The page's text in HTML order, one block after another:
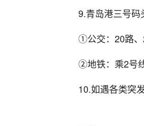
9.青岛港三号码
①公交：20路、
②地铁：乘2号
10.如遇各类突